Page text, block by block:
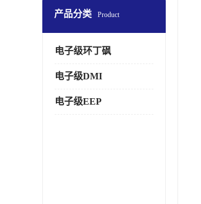
产品分类 Product
电子级环丁砜
电子级DMI
电子级EEP